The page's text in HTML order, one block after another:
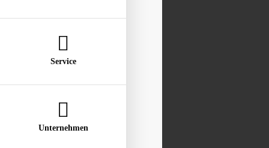
Service
Auto-Verkauf
Finanzierung
Unternehmen